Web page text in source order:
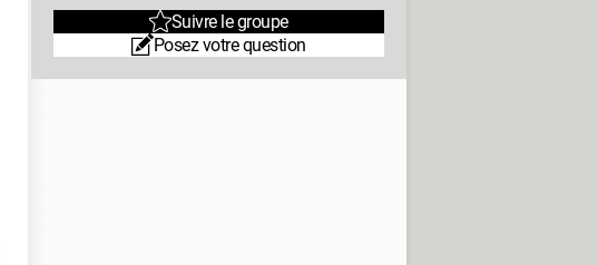
Suivre le groupe
Posez votre question